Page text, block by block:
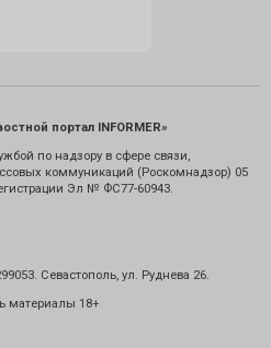
портал INFORMER»
по надзору в сфере связи,
коммуникаций (Роскомнадзор) 05
Эл № ФС77-60943.
Севастополь, ул. Руднева 26.
материалы 18+